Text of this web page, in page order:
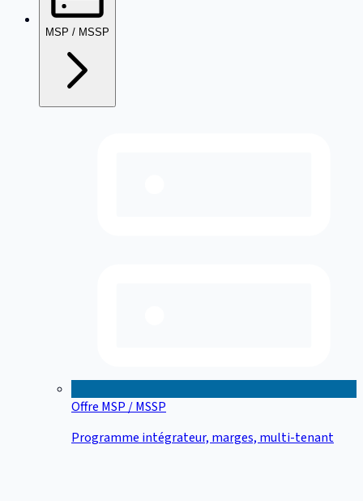
MSP / MSSP
Offre MSP / MSSP
Programme intégrateur, marges, multi-tenant